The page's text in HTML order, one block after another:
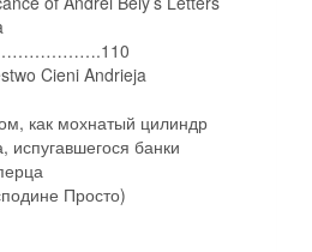
Cieni Andrieja
как мохнатый цилиндр
испугавшегося банки
Просто)